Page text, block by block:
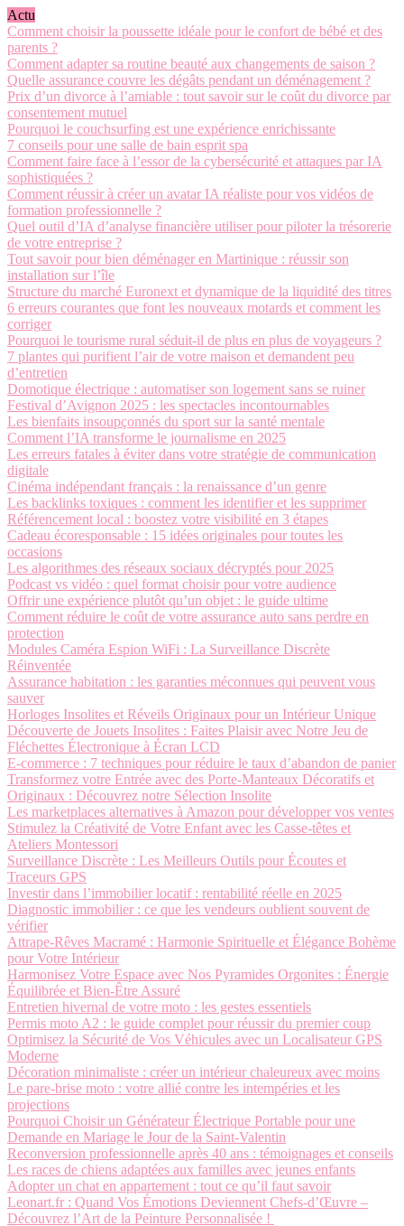
Actu
Comment choisir la poussette idéale pour le confort de bébé et des
parents ?
Comment adapter sa routine beauté aux changements de saison ?
Quelle assurance couvre les dégâts pendant un déménagement ?
Prix d’un divorce à l’amiable : tout savoir sur le coût du divorce par
consentement mutuel
Pourquoi le couchsurfing est une expérience enrichissante
7 conseils pour une salle de bain esprit spa
Comment faire face à l’essor de la cybersécurité et attaques par IA
sophistiquées ?
Comment réussir à créer un avatar IA réaliste pour vos vidéos de
formation professionnelle ?
Quel outil d’IA d’analyse financière utiliser pour piloter la trésorerie
de votre entreprise ?
Tout savoir pour bien déménager en Martinique : réussir son
installation sur l’île
Structure du marché Euronext et dynamique de la liquidité des titres
6 erreurs courantes que font les nouveaux motards et comment les
corriger
Pourquoi le tourisme rural séduit-il de plus en plus de voyageurs ?
7 plantes qui purifient l’air de votre maison et demandent peu
d’entretien
Domotique électrique : automatiser son logement sans se ruiner
Festival d’Avignon 2025 : les spectacles incontournables
Les bienfaits insoupçonnés du sport sur la santé mentale
Comment l’IA transforme le journalisme en 2025
Les erreurs fatales à éviter dans votre stratégie de communication
digitale
Cinéma indépendant français : la renaissance d’un genre
Les backlinks toxiques : comment les identifier et les supprimer
Référencement local : boostez votre visibilité en 3 étapes
Cadeau écoresponsable : 15 idées originales pour toutes les
occasions
Les algorithmes des réseaux sociaux décryptés pour 2025
Podcast vs vidéo : quel format choisir pour votre audience
Offrir une expérience plutôt qu’un objet : le guide ultime
Comment réduire le coût de votre assurance auto sans perdre en
protection
Modules Caméra Espion WiFi : La Surveillance Discrète
Réinventée
Assurance habitation : les garanties méconnues qui peuvent vous
sauver
Horloges Insolites et Réveils Originaux pour un Intérieur Unique
Découverte de Jouets Insolites : Faites Plaisir avec Notre Jeu de
Fléchettes Électronique à Écran LCD
E-commerce : 7 techniques pour réduire le taux d’abandon de panier
Transformez votre Entrée avec des Porte-Manteaux Décoratifs et
Originaux : Découvrez notre Sélection Insolite
Les marketplaces alternatives à Amazon pour développer vos ventes
Stimulez la Créativité de Votre Enfant avec les Casse-têtes et
Ateliers Montessori
Surveillance Discrète : Les Meilleurs Outils pour Écoutes et
Traceurs GPS
Investir dans l’immobilier locatif : rentabilité réelle en 2025
Diagnostic immobilier : ce que les vendeurs oublient souvent de
vérifier
Attrape-Rêves Macramé : Harmonie Spirituelle et Élégance Bohème
pour Votre Intérieur
Harmonisez Votre Espace avec Nos Pyramides Orgonites : Énergie
Équilibrée et Bien-Être Assuré
Entretien hivernal de votre moto : les gestes essentiels
Permis moto A2 : le guide complet pour réussir du premier coup
Optimisez la Sécurité de Vos Véhicules avec un Localisateur GPS
Moderne
Décoration minimaliste : créer un intérieur chaleureux avec moins
Le pare-brise moto : votre allié contre les intempéries et les
projections
Pourquoi Choisir un Générateur Électrique Portable pour une
Demande en Mariage le Jour de la Saint-Valentin
Reconversion professionnelle après 40 ans : témoignages et conseils
Les races de chiens adaptées aux familles avec jeunes enfants
Adopter un chat en appartement : tout ce qu’il faut savoir
Leonart.fr : Quand Vos Émotions Deviennent Chefs-d’Œuvre –
Découvrez l’Art de la Peinture Personnalisée !